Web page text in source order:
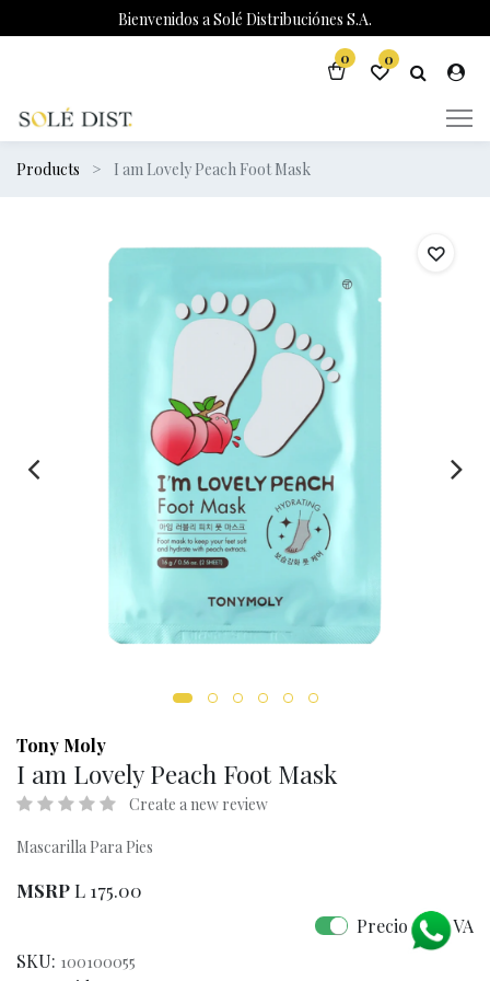
Bienvenidos a Solé Distribuciónes S.A.
0 0
Products I am Lovely Peach Foot Mask
Tony Moly
I am Lovely Peach Foot Mask
Create a new review
Mascarilla Para Pies
MSRPL 175.00
Precio con IVA
SKU: 100100055